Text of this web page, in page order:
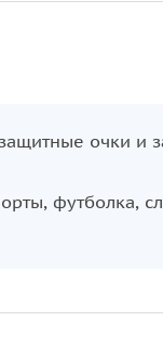
очки и
футболка,